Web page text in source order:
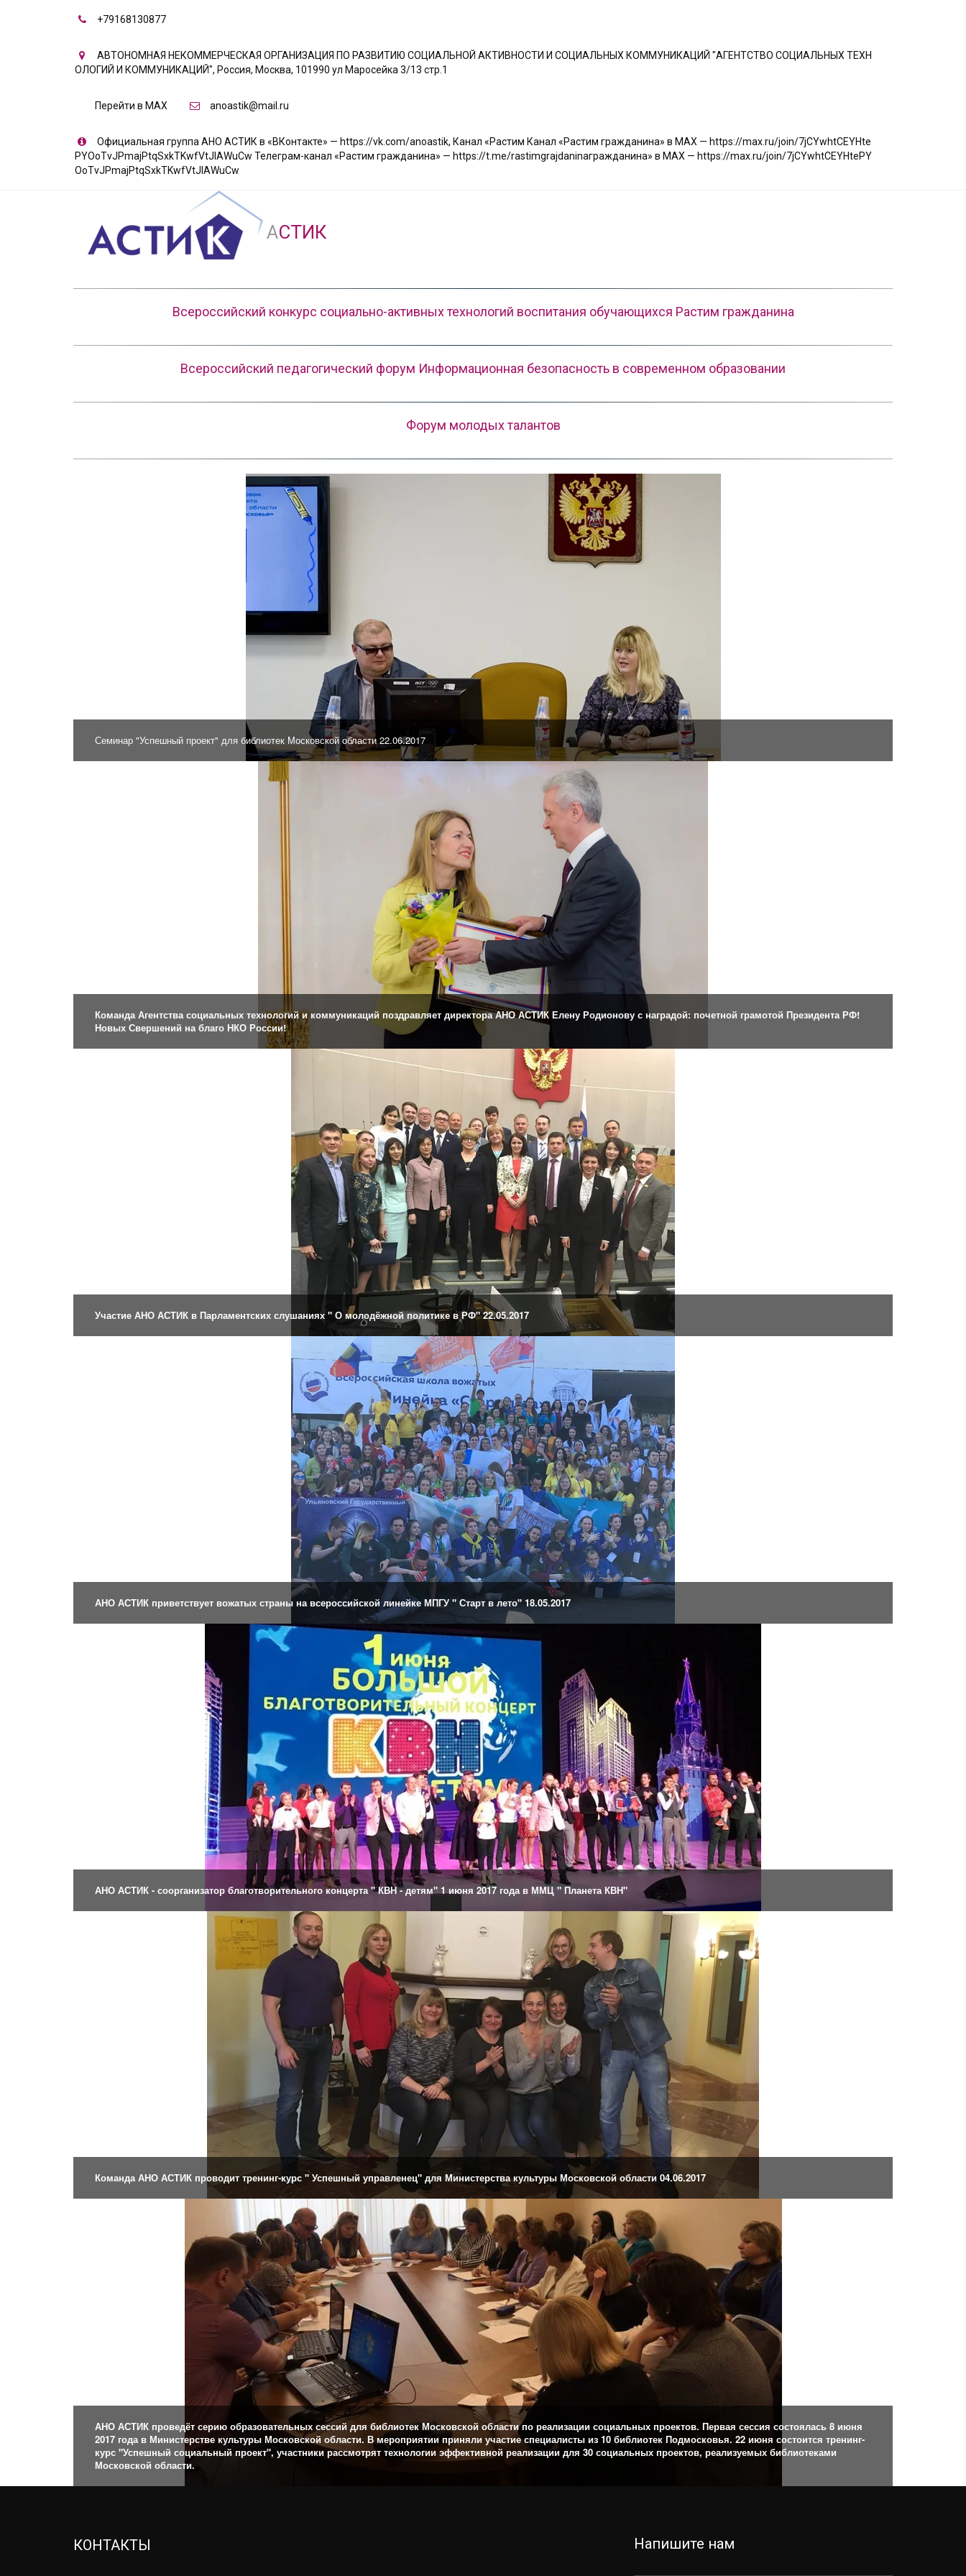
+79168130877
АВТОНОМНАЯ НЕКОММЕРЧЕСКАЯ ОРГАНИЗАЦИЯ ПО РАЗВИТИЮ СОЦИАЛЬНОЙ АКТИВНОСТИ И СОЦИАЛЬНЫХ КОММУНИКАЦИЙ "АГЕНТСТВО СОЦИАЛЬНЫХ ТЕХН
ОЛОГИЙ И КОММУНИКАЦИЙ", Россия, Москва, 101990 ул Маросейка 3/13 стр.1
Перейти в MAX anoastik@mail.ru
Официальная группа АНО АСТИК в «ВКонтакте» — https://vk.com/anoastik, Канал «Растим Канал «Растим гражданина» в МАХ — https://max.ru/join/7jCYwhtCEYHte
PYOoTvJPmajPtqSxkTKwfVtJIAWuCw Телеграм-канал «Растим гражданина» — https://t.me/rastimgrajdaninaгражданина» в МАХ — https://max.ru/join/7jCYwhtCEYHtePY
OoTvJPmajPtqSxkTKwfVtJIAWuCw
АСТИК
Всероссийский конкурс социально-активных технологий воспитания обучающихся Растим гражданина
Всероссийский педагогический форум Информационная безопасность в современном образовании
Форум молодых талантов
Семинар "Успешный проект" для библиотек Московской области 22.06.2017
Команда Агентства социальных технологий и коммуникаций поздравляет директора АНО АСТИК Елену Родионову с наградой: почетной грамотой Президента РФ!
Новых Свершений на благо НКО России!
Участие АНО АСТИК в Парламентских слушаниях " О молодёжной политике в РФ" 22.05.2017
АНО АСТИК приветствует вожатых страны на всероссийской линейке МПГУ " Старт в лето" 18.05.2017
АНО АСТИК - соорганизатор благотворительного концерта " КВН - детям" 1 июня 2017 года в ММЦ " Планета КВН"
Команда АНО АСТИК проводит тренинг-курс " Успешный управленец" для Министерства культуры Московской области 04.06.2017
АНО АСТИК проведёт серию образовательных сессий для библиотек Московской области по реализации социальных проектов. Первая сессия состоялась 8 июня
2017 года в Министерстве культуры Московской области. В мероприятии приняли участие специалисты из 10 библиотек Подмосковья. 22 июня состоится тренинг-
курс "Успешный социальный проект", участники рассмотрят технологии эффективной реализации для 30 социальных проектов, реализуемых библиотеками
Московской области.
КОНТАКТЫ Напишите нам